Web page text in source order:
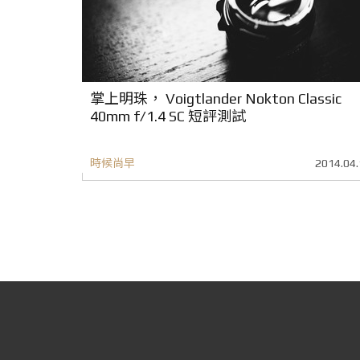
掌上明珠， Voigtlander Nokton Classic
40mm f/1.4 SC 短評測試
時候尚早